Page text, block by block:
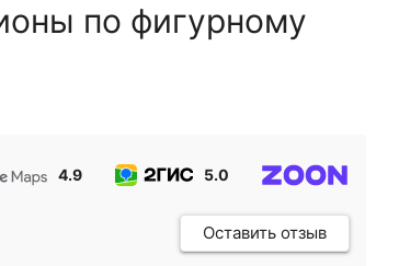
по фигурному
4.9 5.0
Оставить отзыв